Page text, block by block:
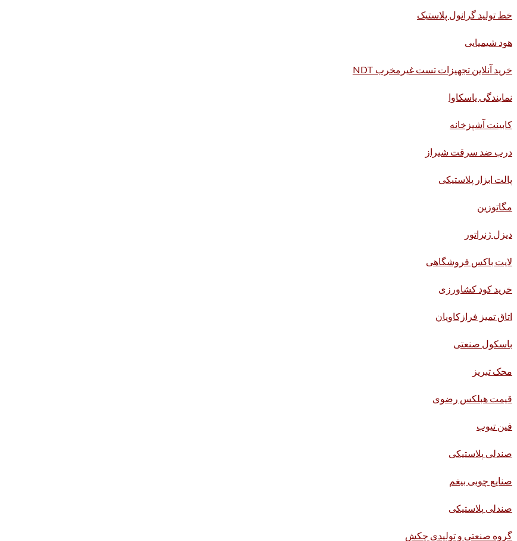
خط تولید گرانول پلاستیک
هود شیمیایی
خرید آنلاین تجهیزات تست غیرمخرب NDT
نمایندگی یاسکاوا
کابینت آشپزخانه
درب ضد سرقت شیراز
پالت ابزار پلاستیکی
مگاتوزین
دیزل ژنراتور
لایت باکس فروشگاهی
خرید کود کشاورزی
اتاق تمیز فرازکاویان
باسکول صنعتی
محک تبریز
قیمت هبلکس رضوی
فین تیوب
صندلی پلاستیکی
صنایع چوبی بیغم
صندلی پلاستیکی
گروه صنعتی و تولیدی چکش